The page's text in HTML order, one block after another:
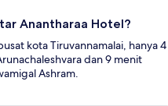
Anantharaa Hotel?
kota Tiruvannamalai, hanya 4
dan 9 menit
Ashram.